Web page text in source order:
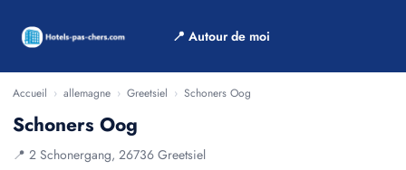
📍 Autour de moi
Accueil › allemagne › Greetsiel › Schoners Oog
Schoners Oog
📍 2 Schonergang, 26736 Greetsiel